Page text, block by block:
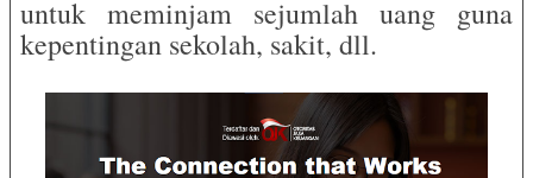
untuk meminjam sejumlah uang guna
kepentingan sekolah, sakit, dll.